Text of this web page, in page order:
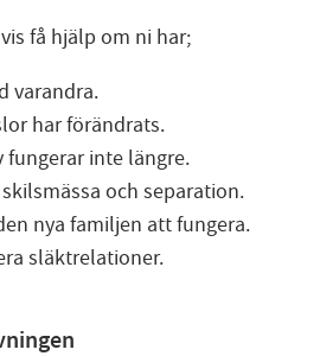
få hjälp om ni har;
varandra.
har förändrats.
fungerar inte längre.
och separation.
nya familjen att fungera.
släktrelationer.